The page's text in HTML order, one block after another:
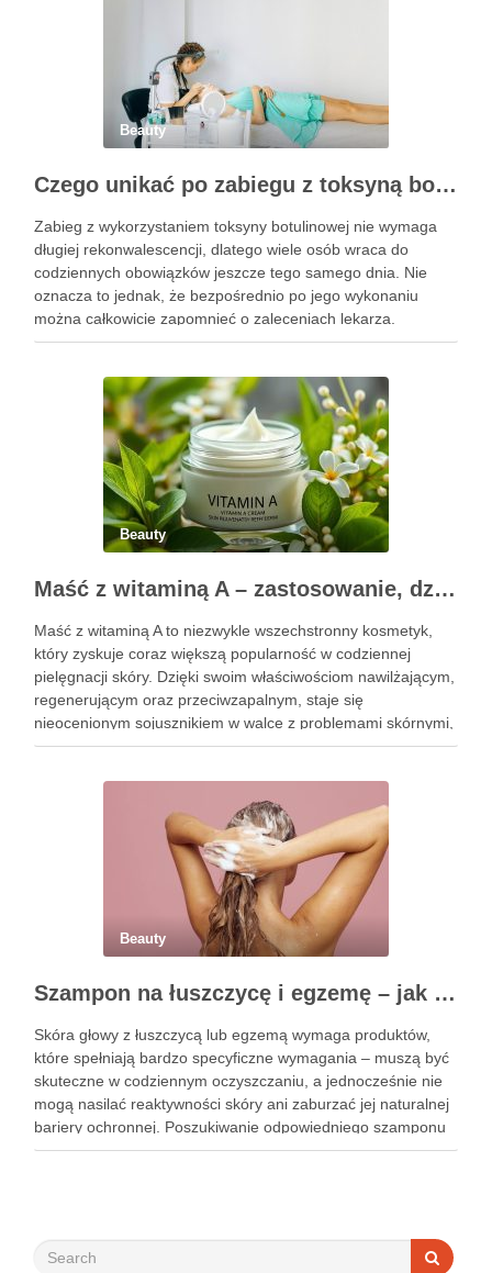
Beauty
Czego unikać po zabiegu z toksyną botulinową?
Zabieg z wykorzystaniem toksyny botulinowej nie wymaga
długiej rekonwalescencji, dlatego wiele osób wraca do
codziennych obowiązków jeszcze tego samego dnia. Nie
oznacza to jednak, że bezpośrednio po jego wykonaniu
można całkowicie zapomnieć o zaleceniach lekarza.
Pierwsze godziny i dni po zabiegu mają znaczenie dla
Beauty
Maść z witaminą A – zastosowanie, działanie i bezpieczeństwo stosowania
Maść z witaminą A to niezwykle wszechstronny kosmetyk,
który zyskuje coraz większą popularność w codziennej
pielęgnacji skóry. Dzięki swoim właściwościom nawilżającym,
regenerującym oraz przeciwzapalnym, staje się
nieocenionym sojusznikiem w walce z problemami skórnymi,
takimi jak zmarszczki, trądzik czy podrażnienia. Jej działanie
Beauty
Szampon na łuszczycę i egzemę – jak świadomie dobierać produkty przy wrażliwej skórze głowy?
Skóra głowy z łuszczycą lub egzemą wymaga produktów,
które spełniają bardzo specyficzne wymagania – muszą być
skuteczne w codziennym oczyszczaniu, a jednocześnie nie
mogą nasilać reaktywności skóry ani zaburzać jej naturalnej
bariery ochronnej. Poszukiwanie odpowiedniego szamponu
bywa dla wielu pacjentów procesem długim i frustrującym, bo